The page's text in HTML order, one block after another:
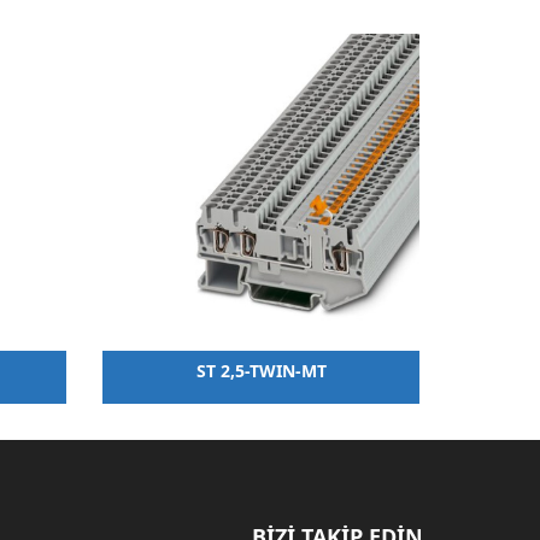
ST 2,5-TWIN-MT